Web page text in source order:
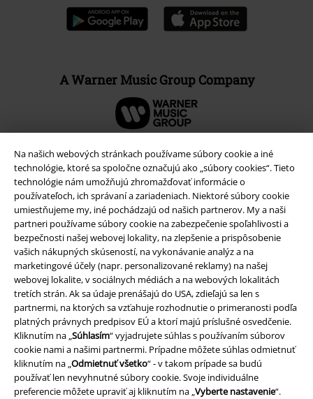
Na našich webových stránkach používame súbory cookie a iné
technológie, ktoré sa spoločne označujú ako „súbory cookies“. Tieto
technológie nám umožňujú zhromažďovať informácie o
používateľoch, ich správaní a zariadeniach. Niektoré súbory cookie
umiestňujeme my, iné pochádzajú od našich partnerov. My a naši
partneri používame súbory cookie na zabezpečenie spoľahlivosti a
bezpečnosti našej webovej lokality, na zlepšenie a prispôsobenie
vašich nákupných skúseností, na vykonávanie analýz a na
marketingové účely (napr. personalizované reklamy) na našej
webovej lokalite, v sociálnych médiách a na webových lokalitách
tretích strán. Ak sa údaje prenášajú do USA, zdieľajú sa len s
partnermi, na ktorých sa vzťahuje rozhodnutie o primeranosti podľa
platných právnych predpisov EÚ a ktorí majú príslušné osvedčenie.
Kliknutím na „Súhlasím“ vyjadrujete súhlas s používaním súborov
cookie nami a našimi partnermi. Prípadne môžete súhlas odmietnuť
kliknutím na „Odmietnuť všetko“ - v takom prípade sa budú
používať len nevyhnutné súbory cookie. Svoje individuálne
preferencie môžete upraviť aj kliknutím na „Vyberte nastavenie“.
A Warner Music Group Company
Právne informácie
Podmienky
Imprint
Ochrana osobných údajov